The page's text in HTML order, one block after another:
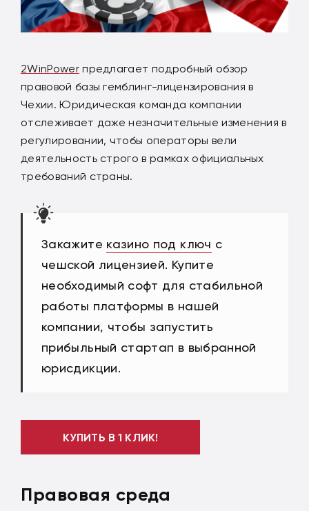
2WinPowerпредлагает подробный обзор
правовой базы гемблинг-лицензирования в
Чехии. Юридическая команда компании
отслеживает даже незначительные изменения в
регулировании, чтобы операторы вели
деятельность строго в рамках официальных
требований страны.
Закажите казино под ключ с
чешской лицензией. Купите
необходимый софт для стабильной
работы платформы в нашей
компании, чтобы запустить
прибыльный стартап в выбранной
юрисдикции.
КУПИТЬ В 1 КЛИК!
Правовая среда